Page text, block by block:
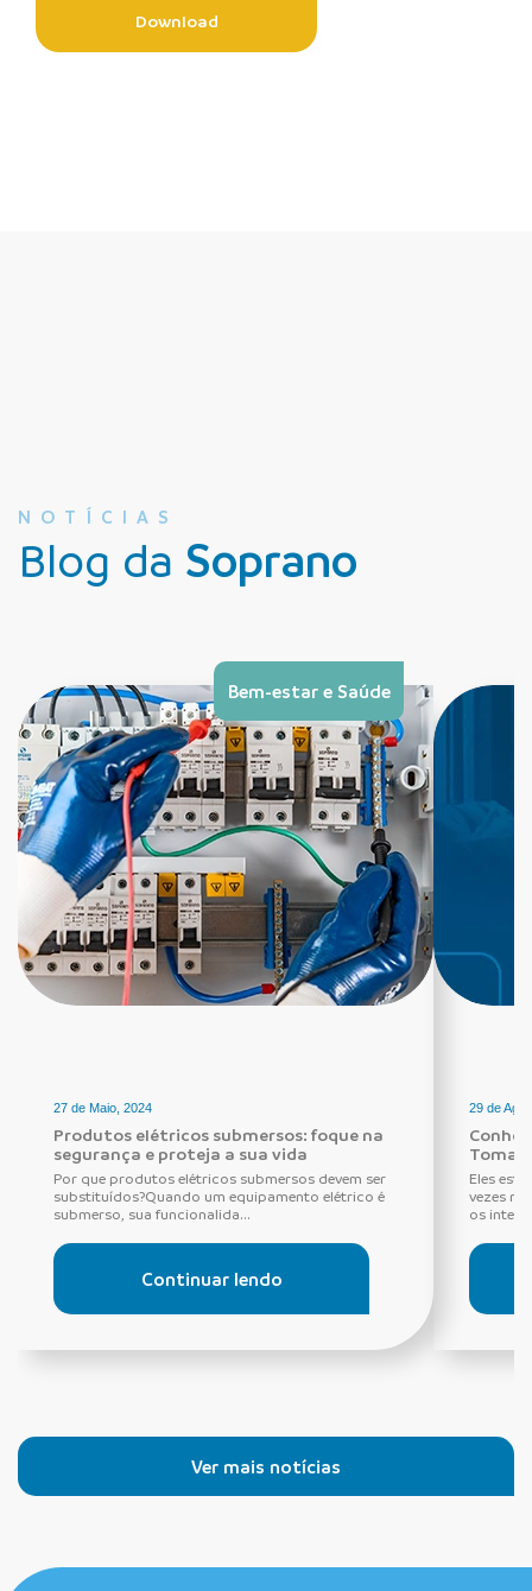
Download
NOTÍCIAS
Blog da Soprano
Bem-estar e Saúde
27 de Maio, 2024
Produtos elétricos submersos: foque na
segurança e proteja a sua vida
Por que produtos elétricos submersos devem ser
substituídos?Quando um equipamento elétrico é
submerso, sua funcionalida...
Continuar lendo
29 de
Eles
vezes
os
Ver mais notícias